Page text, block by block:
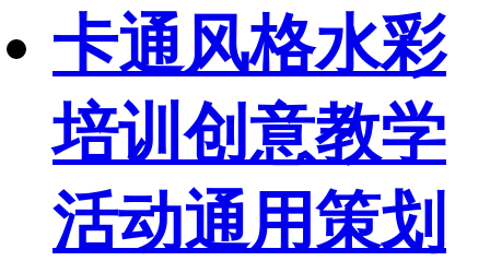
卡通风格水彩
培训创意教学
活动通用策划